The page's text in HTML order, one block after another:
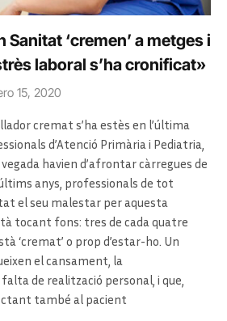
Sanitat ‘cremen’ a metges i
laboral s’ha cronificat»
15, 2020
cremat s’ha estès en l’última
d’Atenció Primària i Pediatria,
havien d’afrontar càrregues de
anys, professionals de tot
el seu malestar per aquesta
tocant fons: tres de cada quatre
‘cremat’ o prop d’estar-ho. Un
el cansament, la
de realització personal, i que,
també al pacient